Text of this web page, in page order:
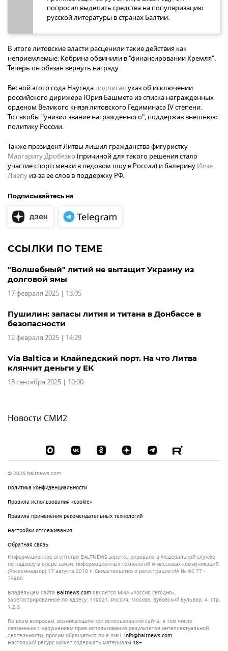
попросил выделить средства на популяризацию
русской литературы в странах Балтии.
В итоге литовские власти расценили такие действия как
неприемлемые: Кобрина обвинили в "финансировании Кремля".
Теперь он обязан вернуть награду.
Весной этого года Науседа подписал указ об исключении
российского дирижера Юрия Башмета из списка награжденных
орденом Великого князя литовского Гедиминаса IV степени.
Тот якобы "унизил звание награжденного", поддержав внешнюю
политику России.
Также президент Литвы лишил гражданства фигуристку
Маргариту Дробязко (причиной для такого решения стало
участие спортсменки в ледовом шоу в России) и балерину Илзе
Лиепу из-за ее слов в поддержку РФ.
Подписывайтесь на
ССЫЛКИ ПО ТЕМЕ
"Волшебный" литий не вытащит Украину из
долговой ямы
17 февраля 2025 | 13:05
Пушилин: запасы лития и титана в Донбассе в
безопасности
12 февраля 2025 | 14:29
Via Baltica и Клайпедский порт. На что Литва
клянчит деньги у ЕК
18 сентября 2025 | 10:00
Новости СМИ2
© 2026 baltnews.com
Политика конфиденциальности
Правила использования «cookie»
Правила применения рекомендательных технологий
Настройки отслеживания
Обратная связь
Информационное агентство BALTNEWS зарегистрировано в Федеральной службе
по надзору в сфере связи, информационных технологий и массовых коммуникаций
(Роскомнадзор) 17 августа 2018 г. Свидетельство о регистрации ИА № ФС 77 -
73480
Владельцем сайта
baltnews.com является МИА «Россия сегодня»,
зарегистрированное по адресу: 119021, Россия, Москва, Зубовский бульвар, 4, стр.
1,2.3.
По всем вопросам, возникающим при использовании сайта, в том числе
связанным с нарушением прав использования результатов интеллектуальной
деятельности, просим обращаться по e-mail: info@baltnews.com
Настоящий ресурс может содержать материалы 18+